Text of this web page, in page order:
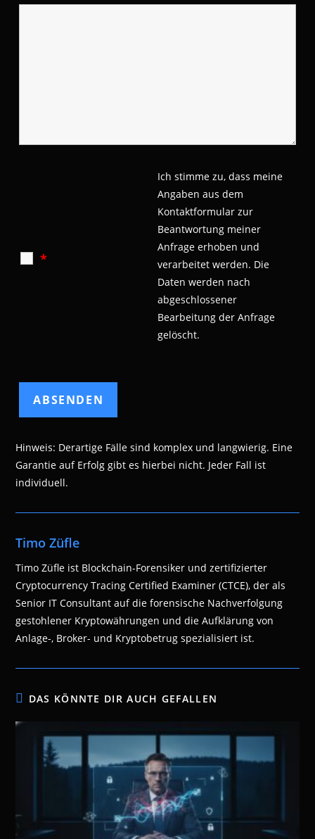
*
Ich stimme zu, dass meine
Angaben aus dem
Kontaktformular zur
Beantwortung meiner
Anfrage erhoben und
verarbeitet werden. Die
Daten werden nach
abgeschlossener
Bearbeitung der Anfrage
gelöscht.
Hinweis: Derartige Fälle sind komplex und langwierig. Eine
Garantie auf Erfolg gibt es hierbei nicht. Jeder Fall ist
individuell.
Timo Züfle
Timo Züfle ist Blockchain-Forensiker und zertifizierter
Cryptocurrency Tracing Certified Examiner (CTCE), der als
Senior IT Consultant auf die forensische Nachverfolgung
gestohlener Kryptowährungen und die Aufklärung von
Anlage-, Broker- und Kryptobetrug spezialisiert ist.
DAS KÖNNTE DIR AUCH GEFALLEN